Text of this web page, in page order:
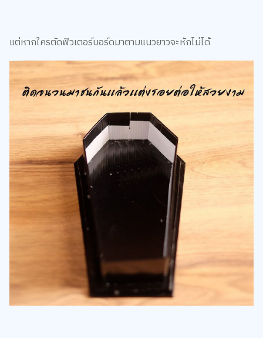
แต่หากใครตัดฟิวเตอร์บอร์ดมาตามแนวยาวจะหักไม่ได้